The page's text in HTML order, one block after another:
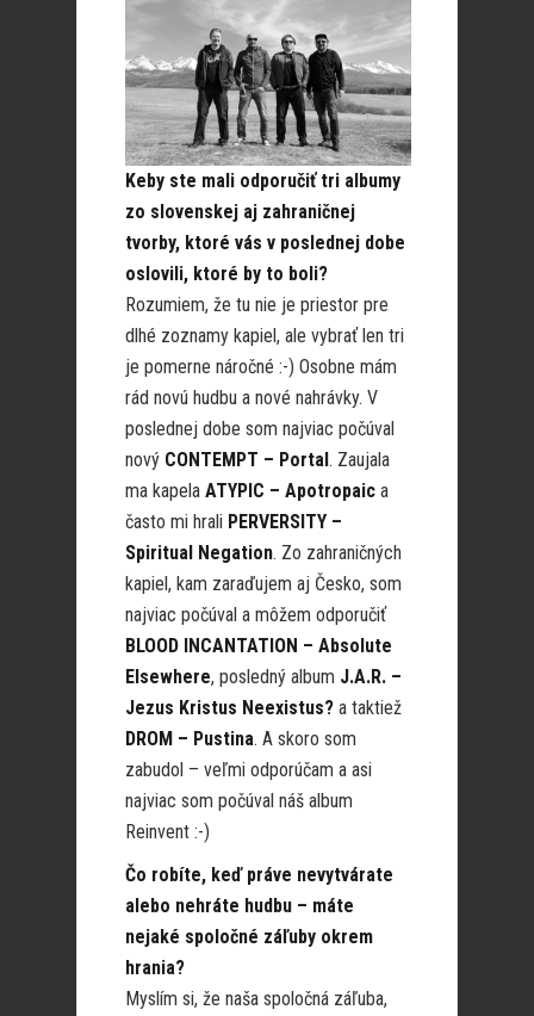
Keby ste mali odporučiť tri albumy
zo slovenskej aj zahraničnej
tvorby, ktoré vás v poslednej dobe
oslovili, ktoré by to boli?
Rozumiem, že tu nie je priestor pre
dlhé zoznamy kapiel, ale vybrať len tri
je pomerne náročné :-) Osobne mám
rád novú hudbu a nové nahrávky. V
poslednej dobe som najviac počúval
nový CONTEMPT – Portal. Zaujala
ma kapela ATYPIC – Apotropaic a
často mi hrali PERVERSITY –
Spiritual Negation. Zo zahraničných
kapiel, kam zaraďujem aj Česko, som
najviac počúval a môžem odporučiť
BLOOD INCANTATION – Absolute
Elsewhere, posledný album J.A.R. –
Jezus Kristus Neexistus? a taktiež
DROM – Pustina. A skoro som
zabudol – veľmi odporúčam a asi
najviac som počúval náš album
Reinvent :-)
Čo robíte, keď práve nevytvárate
alebo nehráte hudbu – máte
nejaké spoločné záľuby okrem
hrania?
Myslím si, že naša spoločná záľuba,